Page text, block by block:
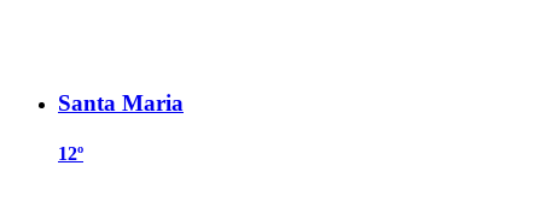
Santa Maria
12º